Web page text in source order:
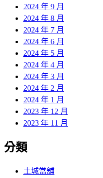
2024 年 9 月
2024 年 8 月
2024 年 7 月
2024 年 6 月
2024 年 5 月
2024 年 4 月
2024 年 3 月
2024 年 2 月
2024 年 1 月
2023 年 12 月
2023 年 11 月
分類
土城當舖